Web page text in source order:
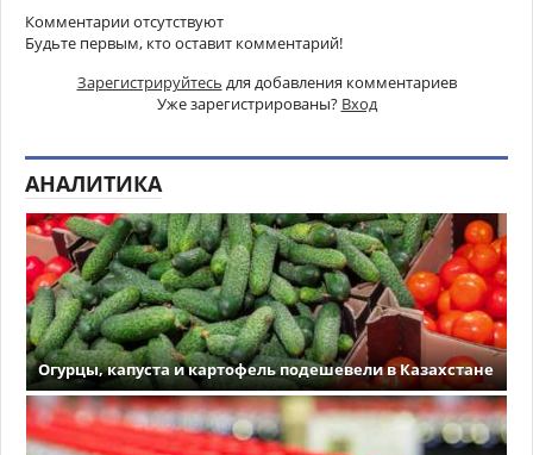
Комментарии отсутствуют
Будьте первым, кто оставит комментарий!
Зарегистрируйтесь для добавления комментариев
Уже зарегистрированы? Вход
АНАЛИТИКА
Огурцы, капуста и картофель подешевели в Казахстане